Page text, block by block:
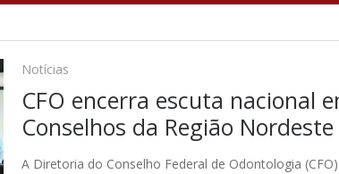
Notícias
CFO encerra escuta nacional
Conselhos da Região Nordeste
A Diretoria do Conselho Federal de Odontologia